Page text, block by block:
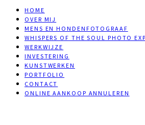
HOME
OVER MIJ
MENS EN HONDENFOTOGRAAF
WHISPERS OF THE SOUL PHOTO
WERKWIJZE
INVESTERING
KUNSTWERKEN
PORTFOLIO
CONTACT
ONLINE AANKOOP ANNULEREN